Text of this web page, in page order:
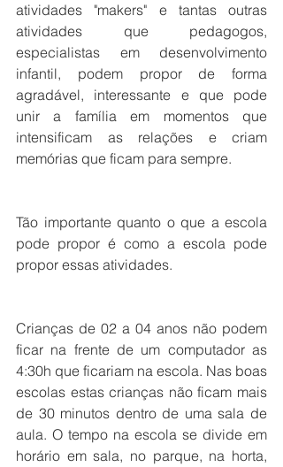
atividades "makers" e tantas outras
atividades que pedagogos,
especialistas em desenvolvimento
infantil, podem propor de forma
agradável, interessante e que pode
unir a família em momentos que
intensificam as relações e criam
memórias que ficam para sempre.
Tão importante quanto o que a escola
pode propor é como a escola pode
propor essas atividades.
Crianças de 02 a 04 anos não podem
ficar na frente de um computador as
4:30h que ficariam na escola. Nas boas
escolas estas crianças não ficam mais
de 30 minutos dentro de uma sala de
aula. O tempo na escola se divide em
horário em sala, no parque, na horta,